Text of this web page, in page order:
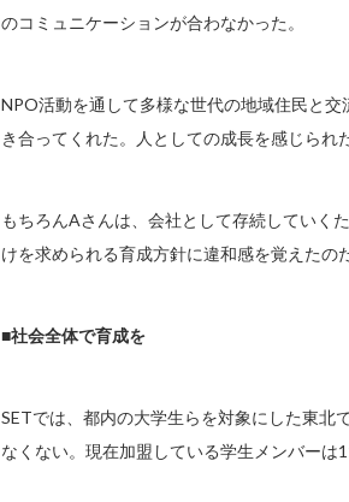
のコミュニケーションが合わなかった。
NPO活動を通して多様な世代の地域住民と
き合ってくれた。人としての成長を感じら
もちろんAさんは、会社として存続していく
けを求められる育成方針に違和感を覚えた
■社会全体で育成を
SETでは、都内の大学生らを対象にした東北
なくない。現在加盟している学生メンバーは